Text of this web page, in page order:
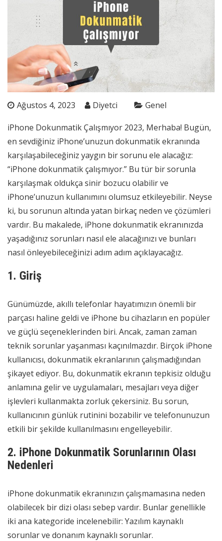
Ağustos 4, 2023 Diyetci Genel
iPhone Dokunmatik Çalışmıyor 2023, Merhaba! Bugün,
en sevdiğiniz iPhone’unuzun dokunmatik ekranında
karşılaşabileceğiniz yaygın bir sorunu ele alacağız:
“iPhone dokunmatik çalışmıyor.” Bu tür bir sorunla
karşılaşmak oldukça sinir bozucu olabilir ve
iPhone’unuzun kullanımını olumsuz etkileyebilir. Neyse
ki, bu sorunun altında yatan birkaç neden ve çözümleri
vardır. Bu makalede, iPhone dokunmatik ekranınızda
yaşadığınız sorunları nasıl ele alacağınızı ve bunları
nasıl önleyebileceğinizi adım adım açıklayacağız.
1. Giriş
Günümüzde, akıllı telefonlar hayatımızın önemli bir
parçası haline geldi ve iPhone bu cihazların en popüler
ve güçlü seçeneklerinden biri. Ancak, zaman zaman
teknik sorunlar yaşanması kaçınılmazdır. Birçok iPhone
kullanıcısı, dokunmatik ekranlarının çalışmadığından
şikayet ediyor. Bu, dokunmatik ekranın tepkisiz olduğu
anlamına gelir ve uygulamaları, mesajları veya diğer
işlevleri kullanmakta zorluk çekersiniz. Bu sorun,
kullanıcının günlük rutinini bozabilir ve telefonunuzun
etkili bir şekilde kullanılmasını engelleyebilir.
2. iPhone Dokunmatik Sorunlarının Olası
Nedenleri
iPhone dokunmatik ekranınızın çalışmamasına neden
olabilecek bir dizi olası sebep vardır. Bunlar genellikle
iki ana kategoride incelenebilir: Yazılım kaynaklı
sorunlar ve donanım kaynaklı sorunlar.